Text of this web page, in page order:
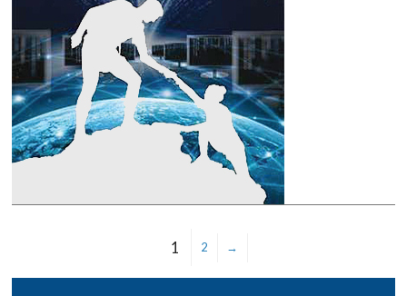
1 2 →